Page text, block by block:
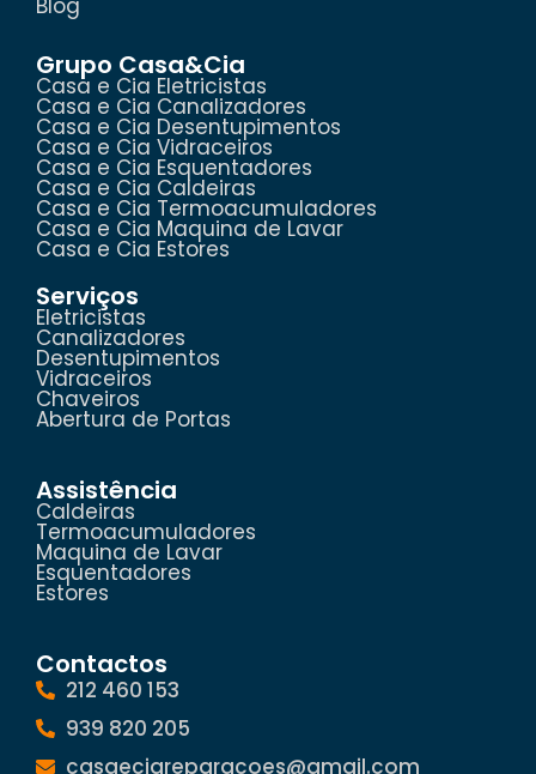
Grupo Casa&Cia
Casa e Cia Eletricistas
Casa e Cia Canalizadores
Casa e Cia Desentupimentos
Casa e Cia Vidraceiros
Casa e Cia Esquentadores
Casa e Cia Caldeiras
Casa e Cia Termoacumuladores
Casa e Cia Maquina de Lavar
Casa e Cia Estores
Serviços
Eletricistas
Canalizadores
Desentupimentos
Vidraceiros
Chaveiros
Abertura de Portas
Assistência
Caldeiras
Termoacumuladores
Maquina de Lavar
Esquentadores
Estores
Contactos
212 460 153
939 820 205
casaeciareparacoes@gmail.com